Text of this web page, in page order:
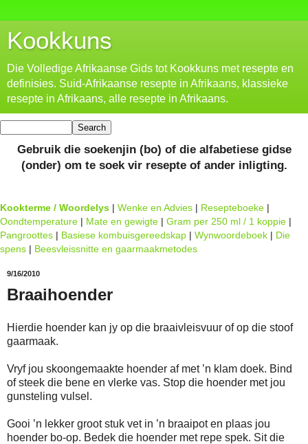
Kookkuns
Die Volledige Afrikaanse Gids tot Kookkuns met resepte en
definisies. Suid-Afrikaanse resepte in Afrikaans, klassieke
resepte in Afrikaans, alle resepte in Afrikaans.
Gebruik die soekenjin (bo) of die alfabetiese gidse
(onder) om te soek vir resepte of ander inligting.
Kookterme / Woordelys | Wenke en Advies | Resepteboeke |
Oondtemperature | Mate en gewigte | Gram per 250 ml / 1 koppie |
Pangroottes | Basiese kombuisgereedskap | Wynwoordeboek | Die
spens | Beesvleissnitte en gaarmaakmetodes
9/16/2010
Braaihoender
Hierdie hoender kan jy op die braaivleisvuur of op die stoof
gaarmaak.
Vryf jou skoongemaakte hoender af met ’n klam doek. Bind
of steek die bene en vlerke vas. Stop die hoender met jou
gunsteling vulsel.
Gooi ’n lekker groot stuk vet in ’n braaipot en plaas jou
hoender bo-op. Bedek die hoender met repe spek. Sit die